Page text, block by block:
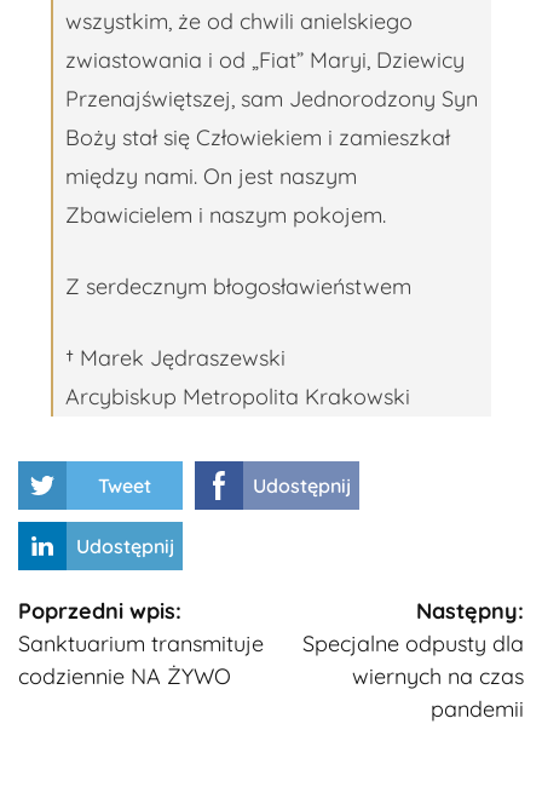
wszystkim, że od chwili anielskiego
zwiastowania i od „Fiat” Maryi, Dziewicy
Przenajświętszej, sam Jednorodzony Syn
Boży stał się Człowiekiem i zamieszkał
między nami. On jest naszym
Zbawicielem i naszym pokojem.
Z serdecznym błogosławieństwem
† Marek Jędraszewski
Arcybiskup Metropolita Krakowski
Tweet Udostępnij
Udostępnij
Kontynuuj
czytanie
Poprzedni wpis:
Sanktuarium transmituje
codziennie NA ŻYWO
Następny:
Specjalne odpusty dla
wiernych na czas
pandemii